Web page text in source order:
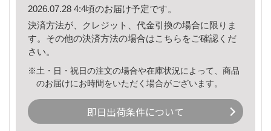
2026.07.28 4:4頃のお届け予定です。
決済方法が、クレジット、代金引換の場合に限りま
す。その他の決済方法の場合はこちら をご確認くだ
さい。
※土・日・祝日の注文の場合や在庫状況によって、商品
のお届けにお時間をいただく場合がございます。
即日出荷条件について